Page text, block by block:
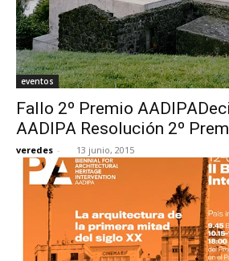
eventos
Fallo 2º Premio
AADIPA Resolución 2º
veredes - 13 junio, 2015